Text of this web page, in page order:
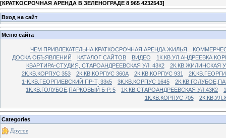
[КРАТКОСРОЧНАЯ АРЕНДА В ЗЕЛЕНОГРАДЕ 8 965 4232543]
Вход на сайт
Меню сайта
ЧЕМ ПРИВЛЕКАТЕЛЬНА КРАТКОСРОЧНАЯ АРЕНДА ЖИЛЬЯ
ДОСКА ОБЪЯВЛЕНИЙ
КАТАЛОГ САЙТОВ ВИДЕО
1К.КВ.УЛ.АНДРЕЕВКА
КВАРТИРА-СТУДИЯ, СТАРОАНДРЕЕВСКАЯ УЛ. 43К2
2К.КВ.ЖИЛИНСКАЯ
2К.КВ.КОРПУС 353
2К.КВ.КОРПУС 360А 2К.КВ.КОРПУС 931
1-К.КВ.ГЕОРГИЕВСКИЙ ПР-Т, 33к5
3К.КВ.КОРПУС 1645
1К.КВ.ГОЛУБОЕ,ПАРКОВЫЙ Б-Р. 5
1К.КВ.СТАРОАНДРЕЕВСКАЯ УЛ.43К2
1К.КВ.КОРПУС 705
Categories
Другое